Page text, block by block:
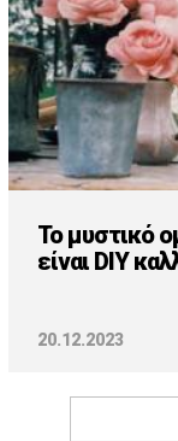
To μυστικό
είναι DIY
20.12.2023